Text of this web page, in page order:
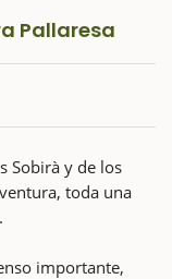
Pallaresa
Sobirà y de los
toda una
importante,